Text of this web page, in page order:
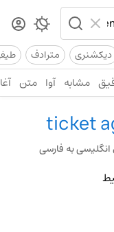
دیکشنری مترادف
مشابه آوا متن
ticket
به فارسی